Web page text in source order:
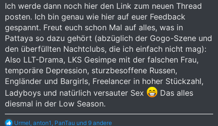
Ich werde dann noch hier den Link zum neuen Thread
posten. Ich bin genau wie hier auf euer Feedback
gespannt. Freut euch schon Mal auf alles, was in
Pattaya so dazu gehört (abzüglich der Gogo-Szene und
den überfüllten Nachtclubs, die ich einfach nicht mag):
Also LLT-Drama, LKS Gesimpe mit der falschen Frau,
temporäre Depression, sturzbesoffene Russen,
Engländer und Bargirls, Freelancer in hoher Stückzahl,
Ladyboys und natürlich versauter Sex
Das alles
diesmal in der Low Season.
R
Urmel, anton1 , PanTau und 9 andere